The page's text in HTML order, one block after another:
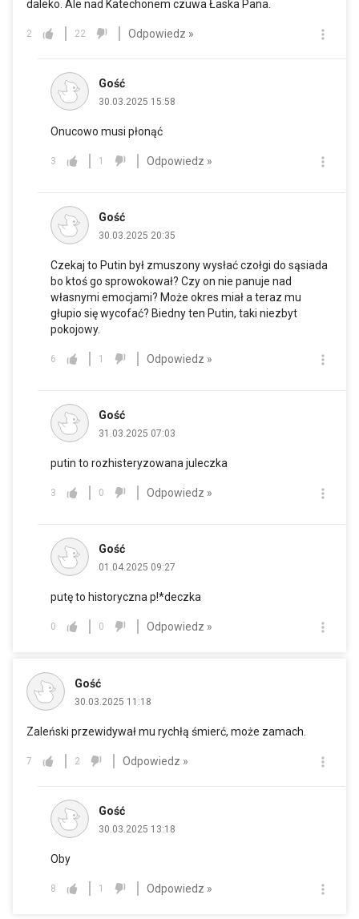
daleko. Ale nad Katechonem czuwa Łaska Pana.
2 22 Odpowiedz »
Gość
30.03.2025 15:58
Onucowo musi płonąć
3 1 Odpowiedz »
Gość
30.03.2025 20:35
Czekaj to Putin był zmuszony wysłać czołgi do sąsiada
bo ktoś go sprowokował? Czy on nie panuje nad
własnymi emocjami? Może okres miał a teraz mu
głupio się wycofać? Biedny ten Putin, taki niezbyt
pokojowy.
6 1 Odpowiedz »
Gość
31.03.2025 07:03
putin to rozhisteryzowana juleczka
3 0 Odpowiedz »
Gość
01.04.2025 09:27
putę to historyczna p!*deczka
0 0 Odpowiedz »
Gość
30.03.2025 11:18
Zaleński przewidywał mu rychłą śmierć, może zamach.
7 2 Odpowiedz »
Gość
30.03.2025 13:18
Oby
8 1 Odpowiedz »